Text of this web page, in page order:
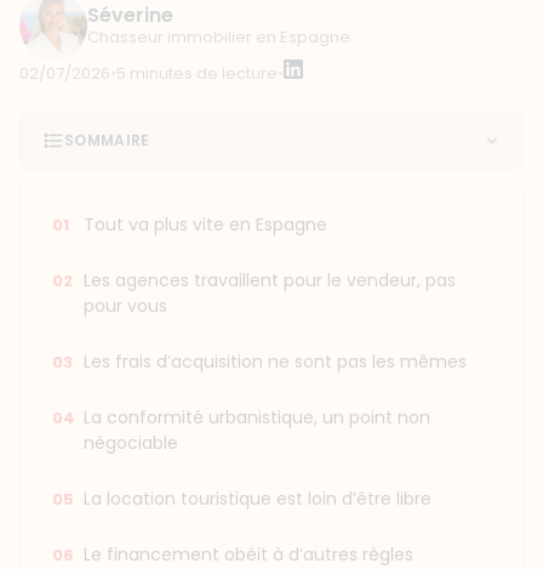
Séverine
Chasseur immobilier en Espagne
02/07/2026 5 minutes de lecture
SOMMAIRE
Tout va plus vite en Espagne
Les agences travaillent pour le vendeur, pas
pour vous
Les frais d’acquisition ne sont pas les mêmes
La conformité urbanistique, un point non
négociable
La location touristique est loin d’être libre
Le financement obéit à d’autres règles